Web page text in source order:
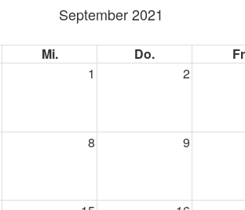
September 2021
Mi. Do.
1 2
8 9